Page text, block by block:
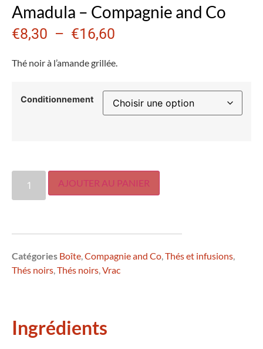
Amadula – Compagnie and Co
€8,30 – €16,60
Thé noir à l’amande grillée.
Conditionnement
AJOUTER AU PANIER
Catégories Boîte Compagnie and Co Thés et infusions
Thés noirs Thés noirs Vrac
Ingrédients